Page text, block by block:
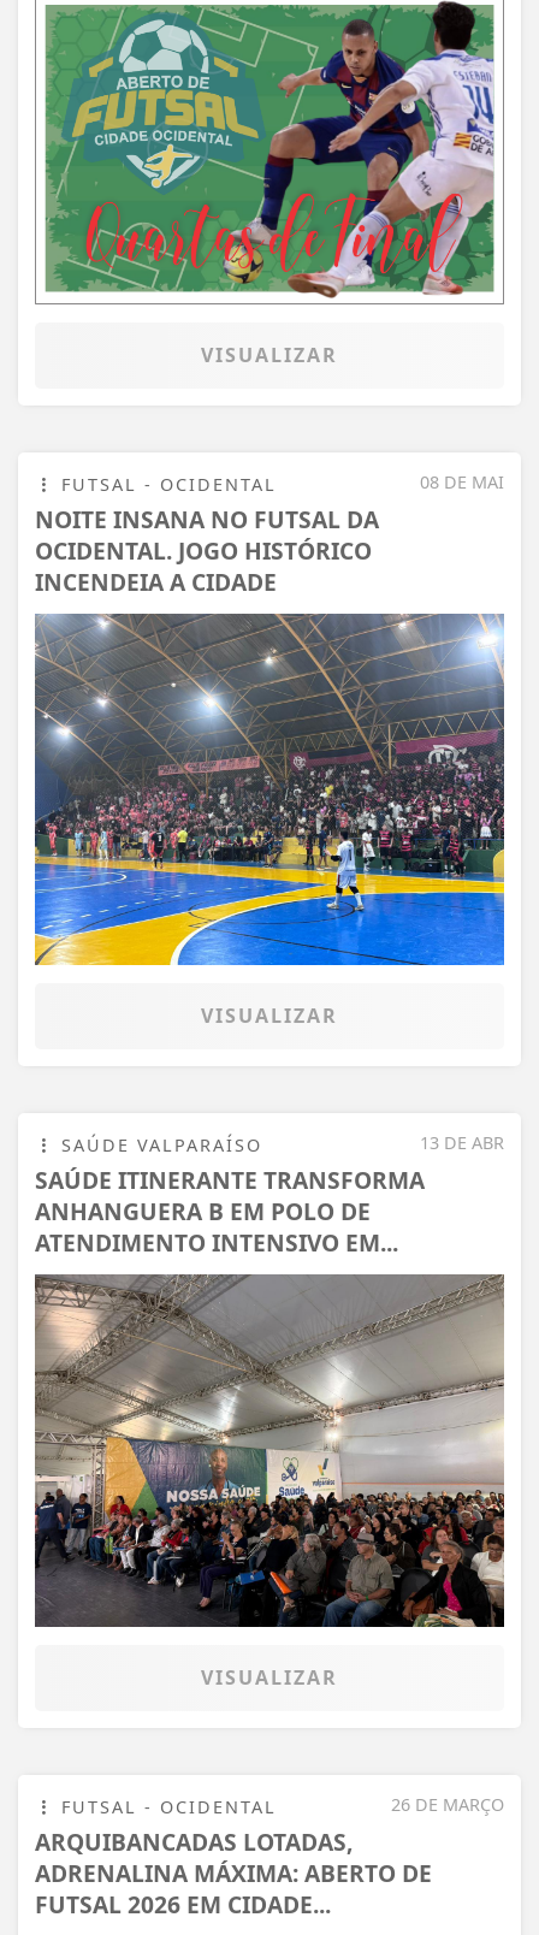
VISUALIZAR
08 DE MAI
FUTSAL - OCIDENTAL
NOITE INSANA NO FUTSAL DA
OCIDENTAL. JOGO HISTÓRICO
INCENDEIA A CIDADE
VISUALIZAR
13 DE ABR
SAÚDE VALPARAÍSO
SAÚDE ITINERANTE TRANSFORMA
ANHANGUERA B EM POLO DE
ATENDIMENTO INTENSIVO EM...
VISUALIZAR
26 DE MARÇO
FUTSAL - OCIDENTAL
ARQUIBANCADAS LOTADAS,
ADRENALINA MÁXIMA: ABERTO DE
FUTSAL 2026 EM CIDADE...